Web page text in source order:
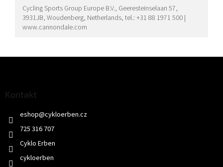
Cycling Sports Group Europe B.V., Geeresteinselaan 57,
3931JB, Woudenberg, Netherlands, tel.: +31 88 1971 500 |
www.cannondale.com
Kontakt
eshop@cykloerben.cz
725 316 707
Cyklo Erben
cykloerben